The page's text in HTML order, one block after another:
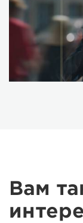
Вам